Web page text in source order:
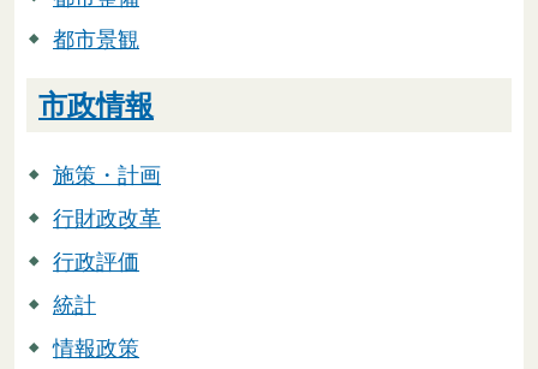
都市景観
市政情報
施策・計画
行財政改革
行政評価
統計
情報政策